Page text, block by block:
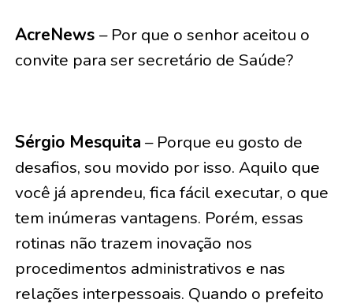
AcreNews – Por que o senhor aceitou o
convite para ser secretário de Saúde?
Sérgio Mesquita – Porque eu gosto de
desafios, sou movido por isso. Aquilo que
você já aprendeu, fica fácil executar, o que
tem inúmeras vantagens. Porém, essas
rotinas não trazem inovação nos
procedimentos administrativos e nas
relações interpessoais. Quando o prefeito